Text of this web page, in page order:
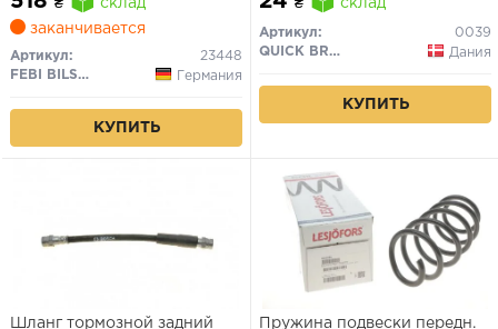
III, Octavia II
₴
склад
заканчивается
Артикул:
23448
FEBI BILSTEIN
Германия
КУПИТЬ
₴ склад
Артикул:
0039
QUICK BRAKE
Дания
КУПИТЬ
Шланг тормозной задний Пружина подвески передн.